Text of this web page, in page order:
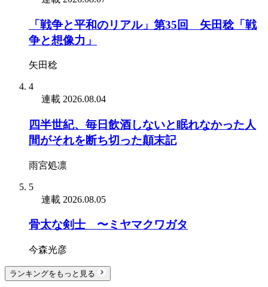
「戦争と平和のリアル」第35回 矢田稔「戦
争と想像力」
矢田稔
4
連載 2026.08.04
四半世紀、毎日飲酒しないと眠れなかった人
間がそれを断ち切った顛末記
雨宮処凛
5
連載 2026.08.05
骨太な剣士 〜ミヤマクワガタ
今森光彦
ランキングをもっと見る